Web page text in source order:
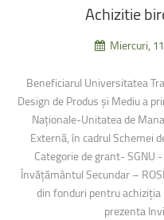
Achizitie
Miercuri,
Beneficiarul Universitatea
Design de Produs și Mediu a
Naționale-Unitatea de
Externă, în cadrul Schemei
Categorie de grant- SGNU
Învățământul Secundar –
din fonduri pentru
prezenta